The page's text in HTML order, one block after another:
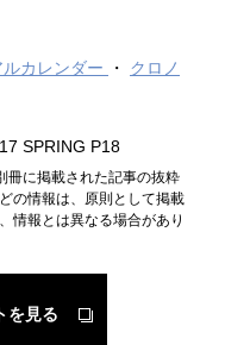
カレンダー
クロノ
SPRING P18
に掲載された記事の抜粋
の情報は、原則として掲載
情報とは異なる場合があり
を見る